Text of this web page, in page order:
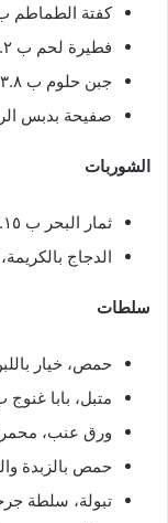
كفتة الطماطم ب ٢٧.٦
فطيرة لحم ب ٩.٢ ريال
جبن حلوم ب ١٣.٨ ريال
صفيحة بدبس
الشوربات
ثمار البحر ب ٢٤.١٥ ريال
الدجاج بالكريمة،
سلطات
حمص، خيار باللبن ب
متبل، بابا غنوج ب ١٣.٨
ورق عنب،
حمص بالزبدة
تبولة، سلطة جرجير،